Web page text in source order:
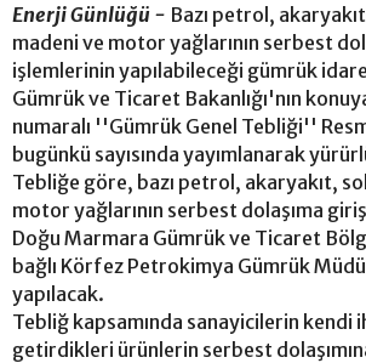
Enerji Günlüğü - Bazı petrol,
madeni ve motor yağlarının serbest
işlemlerinin yapılabileceği gümrük
Gümrük ve Ticaret Bakanlığı'nın
numaralı ''Gümrük Genel Tebliği''
bugünkü sayısında yayımlanarak
Tebliğe göre, bazı petrol, akaryakıt,
motor yağlarının serbest dolaşıma
Doğu Marmara Gümrük ve Ticaret
bağlı Körfez Petrokimya Gümrük
yapılacak.
Tebliğ kapsamında sanayicilerin kendi
getirdikleri ürünlerin serbest